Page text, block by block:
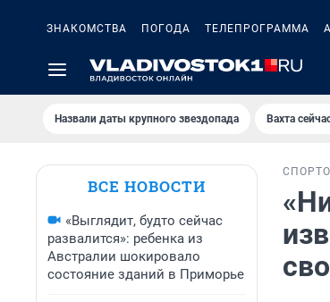
ЗНАКОМСТВА ПОГОДА ТЕЛЕПРОГРАММА
Назвали даты крупного звездопада Вахта
ВСЕ НОВОСТИ
«Выглядит, будто сейчас
развалится»: ребенка из
Австралии шокировало
состояние зданий в Приморье
СПОРТ